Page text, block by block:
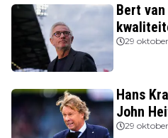
Bert
29
Hans
John
Gaal te
29